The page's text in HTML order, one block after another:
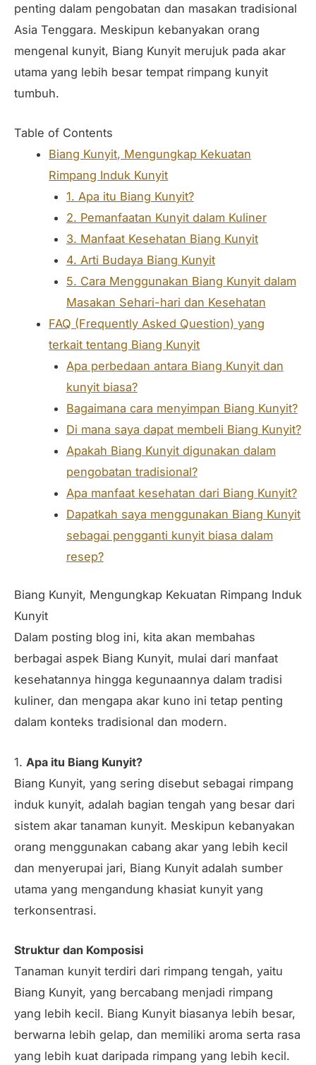
penting dalam pengobatan dan masakan tradisional
Asia Tenggara. Meskipun kebanyakan orang
mengenal kunyit, Biang Kunyit merujuk pada akar
utama yang lebih besar tempat rimpang kunyit
tumbuh.
Table of Contents
Biang Kunyit, Mengungkap Kekuatan
Rimpang Induk Kunyit
1. Apa itu Biang Kunyit?
2. Pemanfaatan Kunyit dalam Kuliner
3. Manfaat Kesehatan Biang Kunyit
4. Arti Budaya Biang Kunyit
5. Cara Menggunakan Biang Kunyit dalam
Masakan Sehari-hari dan Kesehatan
FAQ (Frequently Asked Question) yang
terkait tentang Biang Kunyit
Apa perbedaan antara Biang Kunyit dan
kunyit biasa?
Bagaimana cara menyimpan Biang Kunyit?
Di mana saya dapat membeli Biang Kunyit?
Apakah Biang Kunyit digunakan dalam
pengobatan tradisional?
Apa manfaat kesehatan dari Biang Kunyit?
Dapatkah saya menggunakan Biang Kunyit
sebagai pengganti kunyit biasa dalam
resep?
Biang Kunyit, Mengungkap Kekuatan Rimpang Induk
Kunyit
Dalam posting blog ini, kita akan membahas
berbagai aspek Biang Kunyit, mulai dari manfaat
kesehatannya hingga kegunaannya dalam tradisi
kuliner, dan mengapa akar kuno ini tetap penting
dalam konteks tradisional dan modern.
1. Apa itu Biang Kunyit?
Biang Kunyit, yang sering disebut sebagai rimpang
induk kunyit, adalah bagian tengah yang besar dari
sistem akar tanaman kunyit. Meskipun kebanyakan
orang menggunakan cabang akar yang lebih kecil
dan menyerupai jari, Biang Kunyit adalah sumber
utama yang mengandung khasiat kunyit yang
terkonsentrasi.
Struktur dan Komposisi
Tanaman kunyit terdiri dari rimpang tengah, yaitu
Biang Kunyit, yang bercabang menjadi rimpang
yang lebih kecil. Biang Kunyit biasanya lebih besar,
berwarna lebih gelap, dan memiliki aroma serta rasa
yang lebih kuat daripada rimpang yang lebih kecil.